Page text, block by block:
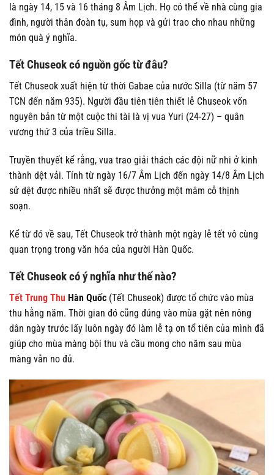
là ngày 14, 15 và 16 tháng 8 Âm Lịch. Họ có thể về nhà cùng gia
đình, người thân đoàn tụ, sum họp và gửi trao cho nhau những
món quà ý nghĩa.
Tết Chuseok có nguồn gốc từ đâu?
Tết Chuseok xuất hiện từ thời Gabae của nước Silla (từ năm 57
TCN đến năm 935). Người đầu tiên tiên thiết lễ Chuseok vốn
nguyên bản từ một cuộc thi tài là vị vua Yuri (24-27) – quân
vương thứ 3 của triều Silla.
Truyền thuyết kể rằng, vua trao giải thách các đội nữ nhi ở kinh
thành dệt vải. Tính từ ngày 16/7 Âm Lịch đến ngày 14/8 Âm Lịch
sử dệt được nhiều nhất sẽ được thưởng một mâm cỗ thịnh
soạn.
Kể từ đó về sau, Tết Chuseok trở thành một ngày lễ tết vô cùng
quan trọng trong văn hóa của người Hàn Quốc.
Tết Chuseok có ý nghĩa như thế nào?
Tết Trung Thu Hàn Quốc (Tết Chuseok) được tổ chức vào mùa
thu hằng năm. Thời gian đó cũng đúng vào mùa gặt nên nông
dân ngày trước lấy luôn ngày đó làm lễ tạ ơn tổ tiên của mình đã
giúp cho mùa màng bội thu và cầu mong cho năm sau mùa
màng vẫn no đủ.